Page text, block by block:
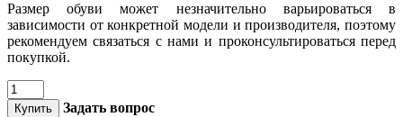
Размер обуви может незначительно варьироваться в
зависимости от конкретной модели и производителя, поэтому
рекомендуем связаться с нами и проконсультироваться перед
покупкой.
Купить
Задать вопрос